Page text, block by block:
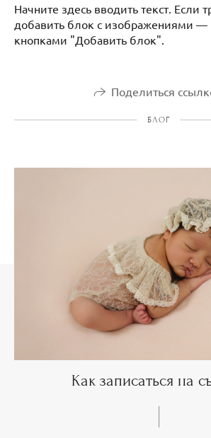
Начните здесь вводить текст. Если
добавить блок с изображениями —
кнопками "Добавить блок".
Поделиться
БЛОГ
Как записаться на